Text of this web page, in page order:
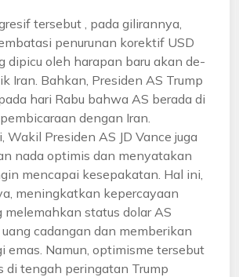
tersebut , pada gilirannya,
penurunan korektif USD
dipicu oleh harapan baru akan de-
Iran. Bahkan, Presiden AS Trump
hari Rabu bahwa AS berada di
dengan Iran.
Wakil Presiden AS JD Vance juga
nada optimis dan menyatakan
mencapai kesepakatan. Hal ini,
meningkatkan kepercayaan
melemahkan status dolar AS
cadangan dan memberikan
emas. Namun, optimisme tersebut
di tengah peringatan Trump